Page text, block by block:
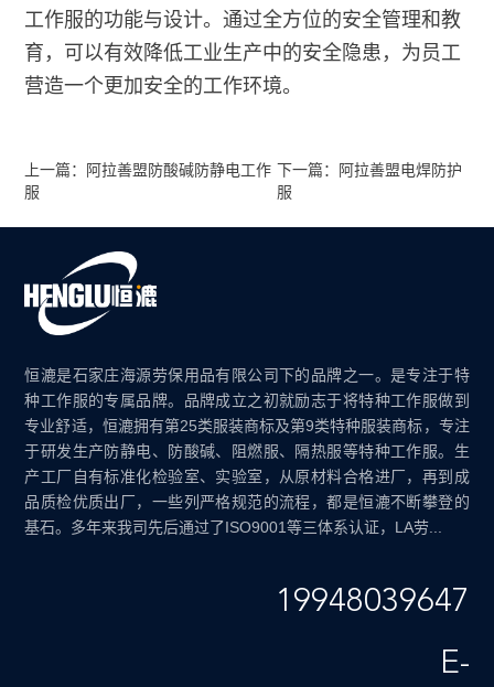
工作服的功能与设计。通过全方位的安全管理和教
育，可以有效降低工业生产中的安全隐患，为员工
营造一个更加安全的工作环境。
上一篇：阿拉善盟防酸碱防静电工作
服
下一篇：阿拉善盟电焊防护
服
恒漉是石家庄海源劳保用品有限公司下的品牌之一。是专注于特
种工作服的专属品牌。品牌成立之初就励志于将特种工作服做到
专业舒适，恒漉拥有第25类服装商标及第9类特种服装商标，专注
于研发生产防静电、防酸碱、阻燃服、隔热服等特种工作服。生
产工厂自有标准化检验室、实验室，从原材料合格进厂，再到成
品质检优质出厂，一些列严格规范的流程，都是恒漉不断攀登的
基石。多年来我司先后通过了ISO9001等三体系认证，LA劳...
19948039647
E-